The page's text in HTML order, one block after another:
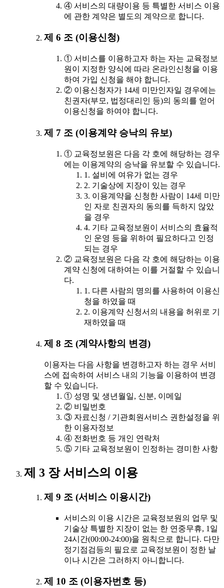
④ 서비스의 대량이용 등 특별한 서비스 이용
에 관한 계약은 별도의 계약으로 합니다.
제 6 조 (이용신청)
① 서비스를 이용하고자 하는 자는 교육정보
원이 지정한 양식에 따라 온라인신청을 이용
하여 가입 신청을 해야 합니다.
② 이용신청자가 14세 미만인자일 경우에는
친권자(부모, 법정대리인 등)의 동의를 얻어
이용신청을 하여야 합니다.
제 7 조 (이용계약 승낙의 유보)
① 교육정보원은 다음 각 호에 해당하는 경우
에는 이용계약의 승낙을 유보할 수 있습니다.
1. 설비에 여유가 없는 경우
2. 기술상에 지장이 있는 경우
3. 이용계약을 신청한 사람이 14세 미만
인 자로 친권자의 동의를 득하지 않았
을 경우
4. 기타 교육정보원이 서비스의 효율적
인 운영 등을 위하여 필요하다고 인정
되는 경우
② 교육정보원은 다음 각 호에 해당하는 이용
계약 신청에 대하여는 이를 거절할 수 있습니
다.
1. 다른 사람의 명의를 사용하여 이용신
청을 하였을 때
2. 이용계약 신청서의 내용을 허위로 기
재하였을 때
제 8 조 (계약사항의 변경)
이용자는 다음 사항을 변경하고자 하는 경우 서비
스에 접속하여 서비스 내의 기능을 이용하여 변경
할 수 있습니다.
① 성명 및 생년월일, 신분, 이메일
② 비밀번호
③ 자료신청 / 기관회원서비스 권한설정을 위
한 이용자정보
④ 전화번호 등 개인 연락처
⑤ 기타 교육정보원이 인정하는 경미한 사항
제 3 장 서비스의 이용
제 9 조 (서비스 이용시간)
서비스의 이용 시간은 교육정보원의 업무 및
기술상 특별한 지장이 없는 한 연중무휴, 1일
24시간(00:00-24:00)을 원칙으로 합니다. 다만
정기점검등의 필요로 교육정보원이 정한 날
이나 시간은 그러하지 아니합니다.
제 10 조 (이용자번호 등)